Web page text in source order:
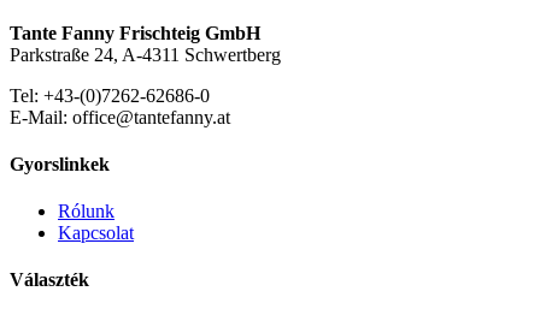
Tante Fanny Frischteig GmbH
Parkstraße 24, A-4311 Schwertberg
Tel: +43-(0)7262-62686-0
E-Mail: office@tantefanny.at
Gyorslinkek
Rólunk
Kapcsolat
Választék